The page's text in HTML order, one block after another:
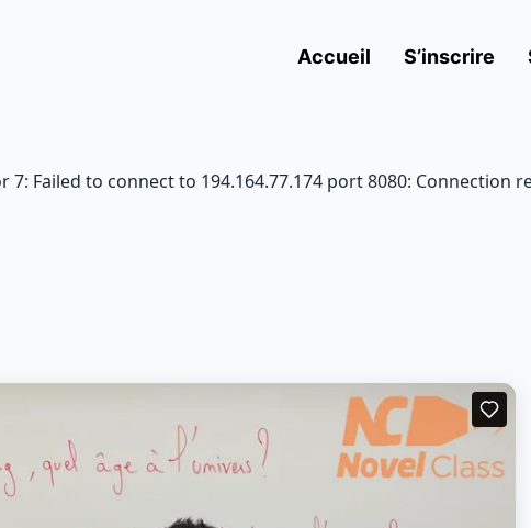
Accueil S’inscrire
Failed to connect to 194.164.77.174 port 8080: Connection